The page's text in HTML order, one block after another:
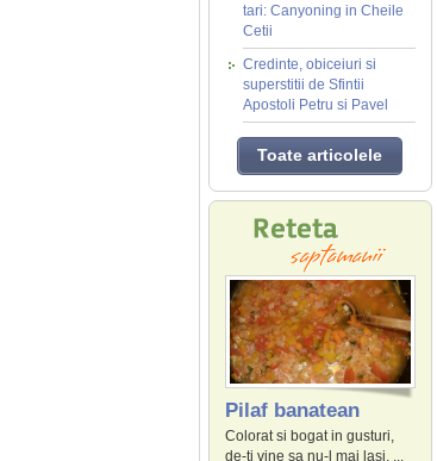
tari: Canyoning in Cheile
Cetii
Credinte, obiceiuri si
superstitii de Sfintii
Apostoli Petru si Pavel
Toate articolele
Pilaf banatean
Colorat si bogat in gusturi,
de-ti vine sa nu-l mai lasi. ...